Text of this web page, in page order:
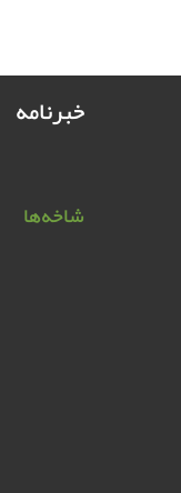
خبرنامه
شاخه‌ها